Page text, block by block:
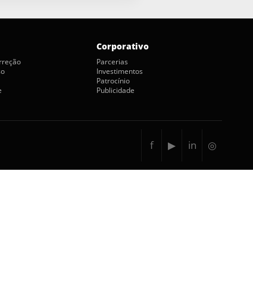
Corporativo
Parcerias
Investimentos
Patrocínio
Publicidade
f ▶ in ◎